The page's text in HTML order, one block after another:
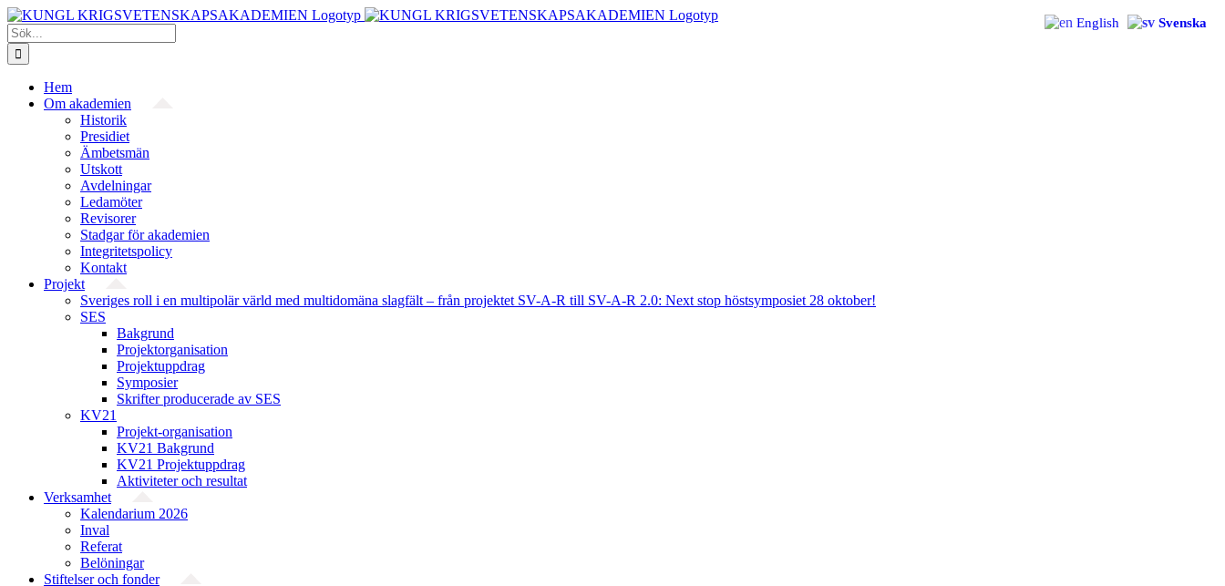
Fortsätt
till
innehållet
Sök
efter:
Hem
Om akademien
Historik
Presidiet
Ämbetsmän
Utskott
Avdelningar
Ledamöter
Revisorer
Stadgar för akademien
Integritetspolicy
Kontakt
Projekt
Sveriges roll i en multipolär värld med multidomäna slagfält – från projektet SV-A-R till SV-A-R 2.0: Next stop höstsymposiet 28 oktober!
SES
Bakgrund
Projekt­organisation
Projektuppdrag
Symposier
Skrifter producerade av SES
KV21
Projekt-organisation
KV21 Bakgrund
KV21 Projektuppdrag
Aktiviteter och resultat
Verksamhet
Kalendarium 2026
Inval
Referat
Belöningar
Stiftelser och fonder
English Svenska